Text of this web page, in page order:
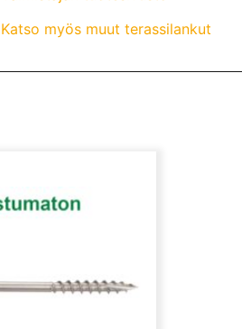
Katso myös muut terassilankut